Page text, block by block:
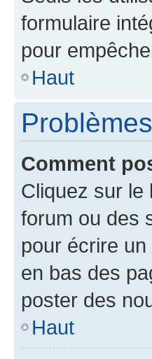
formulaire
pour
Haut
Comment
Cliquez sur le
forum ou des
pour écrire
en bas des
poster des
Haut